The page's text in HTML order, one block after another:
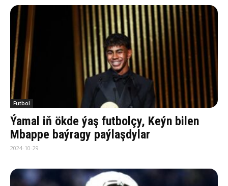
Futbol
Ýamal iň ökde ýaş futbolçy, Keýn bilen
Mbappe baýragy paýlaşdylar
2024-10-29